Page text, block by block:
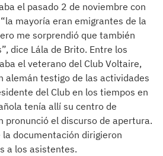
el pasado 2 de noviembre con
mayoría eran emigrantes de la
me sorprendió que también
dice Lála de Brito. Entre los
el veterano del Club Voltaire,
alemán testigo de las actividades
del Club en los tiempos en
tenía allí su centro de
pronunció el discurso de apertura.
documentación dirigieron
a los asistentes.